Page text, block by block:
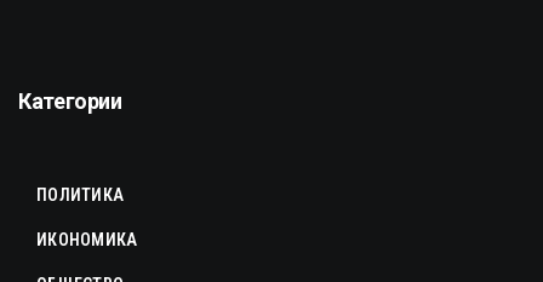
Категории
ПОЛИТИКА
ИКОНОМИКА